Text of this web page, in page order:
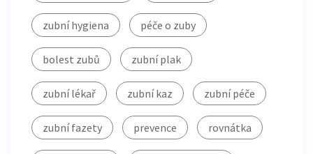
zubní hygiena péče o zuby
bolest zubů zubní plak
zubní lékař zubní kaz zubní péče
zubní fazety prevence rovnátka